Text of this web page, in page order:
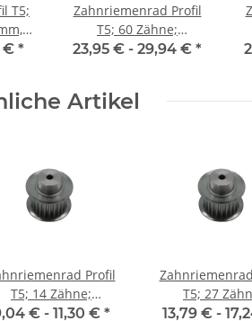
T5;
mm
€ *
Zahnriemenrad Profil
T5; 60 Zähne;
Riemenbreite 10 mm
23,95 € - 29,94 € *
Artikel
Profil
T5; 14 Zähne;
10 mm
€ - 11,30 € *
T5; 27
Riemenbreite
13,79 € -